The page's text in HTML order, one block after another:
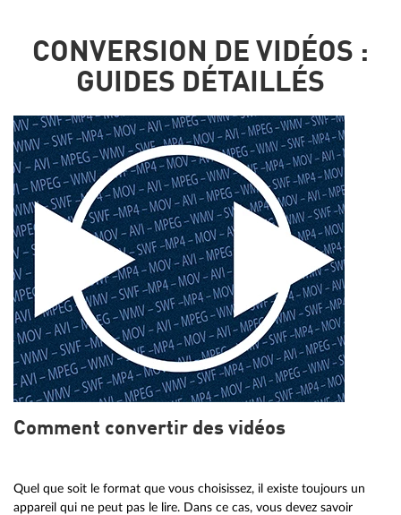
CONVERSION DE VIDÉOS :
GUIDES DÉTAILLÉS
Comment convertir des vidéos
Quel que soit le format que vous choisissez, il existe toujours un
appareil qui ne peut pas le lire. Dans ce cas, vous devez savoir